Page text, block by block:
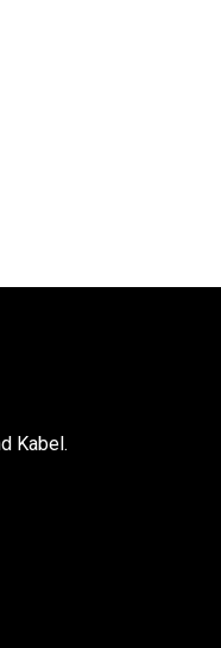
Kabel.